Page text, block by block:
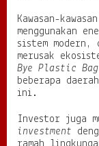
Kawasan-
menggunakan
sistem modern,
merusak
Bye Plastic
beberapa
ini.
Investor juga
investment